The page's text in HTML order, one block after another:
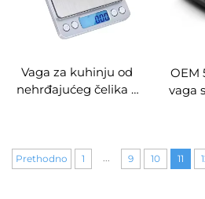
Vaga za kuhinju od
nehrđajućeg čelika s
podržava OEM/ODM,
OEM
vaga
Prethodno 1 9 10 11